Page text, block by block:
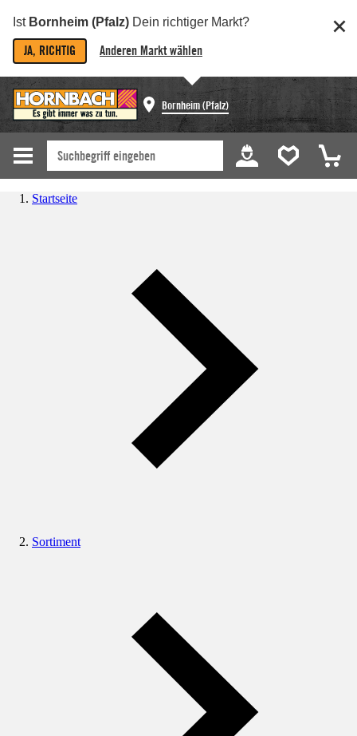
Ist Bornheim (Pfalz) Dein richtiger Markt?
JA, RICHTIG Anderen Markt wählen
Bornheim (Pfalz)
Startseite
Sortiment